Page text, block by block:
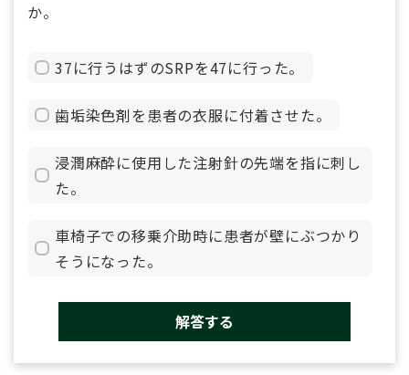
か。
37に行うはずのSRPを47に行った。
歯垢染色剤を患者の衣服に付着させた。
浸潤麻酔に使用した注射針の先端を指に刺し
た。
車椅子での移乗介助時に患者が壁にぶつかり
そうになった。
解答する